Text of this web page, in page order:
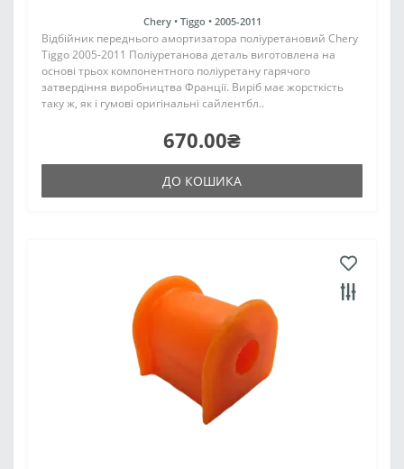
Chery • Tiggo • 2005-2011
Відбійник переднього амортизатора поліуретановий Chery
Tiggo 2005-2011 Поліуретанова деталь виготовлена на
основі трьох компонентного поліуретану гарячого
затвердіння виробництва Франції. Виріб має жорсткість
таку ж, як і гумові оригінальні сайлентбл..
670.00₴
ДО КОШИКА